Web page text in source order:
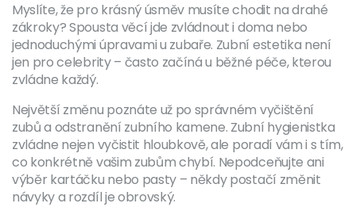
Myslíte, že pro krásný úsměv musíte chodit na drahé
zákroky? Spousta věcí jde zvládnout i doma nebo
jednoduchými úpravami u zubaře. Zubní estetika není
jen pro celebrity – často začíná u běžné péče, kterou
zvládne každý.
Největší změnu poznáte už po správném vyčištění
zubů a odstranění zubního kamene. Zubní hygienistka
zvládne nejen vyčistit hloubkově, ale poradí vám i s tím,
co konkrétně vašim zubům chybí. Nepodceňujte ani
výběr kartáčku nebo pasty – někdy postačí změnit
návyky a rozdíl je obrovský.